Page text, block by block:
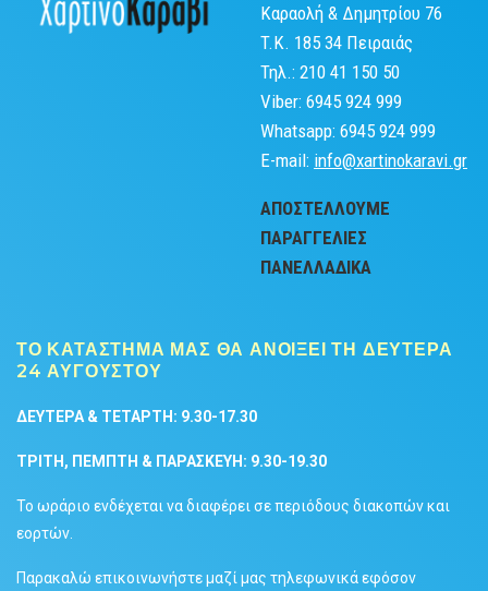
Καραολή & Δημητρίου 76
T.K. 185 34 Πειραιάς
Τηλ.: 210 41 150 50
Viber: 6945 924 999
Whatsapp: 6945 924 999
Ε-mail: info@xartinokaravi.gr
ΑΠΟΣΤΕΛΛΟΥΜΕ
ΠΑΡΑΓΓΕΛΙΕΣ
ΠΑΝΕΛΛΑΔΙΚA
ΤΟ ΚΑΤΑΣΤΗΜΑ ΜΑΣ ΘΑ ΑΝΟΙΞΕΙ ΤΗ ΔΕΥΤΕΡΑ
24 ΑΥΓΟΥΣΤΟΥ
ΔΕΥΤΕΡΑ & TETAΡΤΗ: 9.30-17.30
ΤΡΙΤΗ, ΠΕΜΠΤΗ & ΠΑΡΑΣΚΕΥΗ: 9.30-19.30
Το ωράριο ενδέχεται να διαφέρει σε περιόδους διακοπών και
εορτών.
Παρακαλώ επικοινωνήστε μαζί μας τηλεφωνικά εφόσον